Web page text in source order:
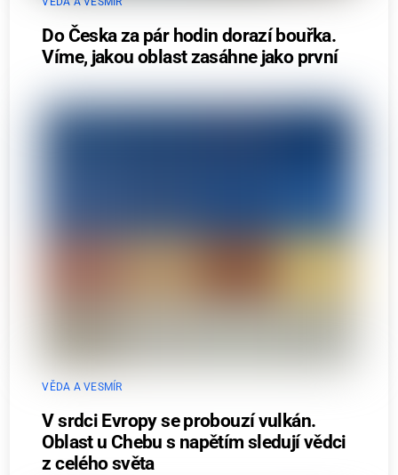
Do Česka za pár hodin dorazí bouřka.
Víme, jakou oblast zasáhne jako první
VĚDA A VESMÍR
V srdci Evropy se probouzí vulkán.
Oblast u Chebu s napětím sledují vědci
z celého světa